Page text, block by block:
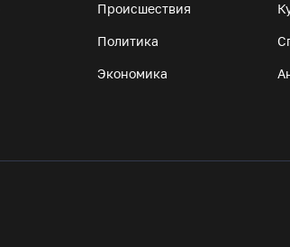
Происшествия
Политика
Экономика